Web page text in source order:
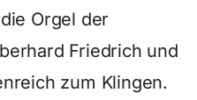
Orgel der
Friedrich und
zum Klingen.